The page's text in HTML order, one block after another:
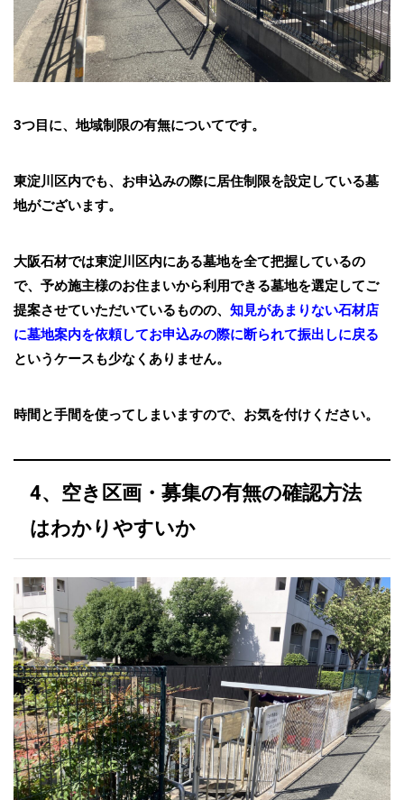
3つ目に、地域制限の有無についてです。
東淀川区内でも、お申込みの際に居住制限を設定している墓
地がございます。
大阪石材では東淀川区内にある墓地を全て把握しているの
で、予め施主様のお住まいから利用できる墓地を選定してご
提案させていただいているものの、 知見があまりない石材店
に墓地案内を依頼してお申込みの際に断られて振出しに戻る
というケースも少なくありません。
時間と手間を使ってしまいますので、お気を付けください。
4、空き区画・募集の有無の確認方法
はわかりやすいか